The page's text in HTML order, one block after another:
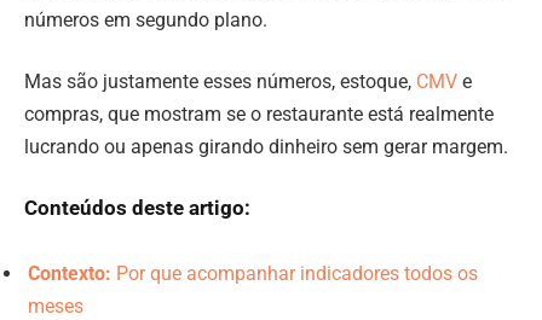
números em segundo plano.
Mas são justamente esses números, estoque, CMV e
compras, que mostram se o restaurante está realmente
lucrando ou apenas girando dinheiro sem gerar margem.
Conteúdos deste artigo:
Contexto: Por que acompanhar indicadores todos os
meses